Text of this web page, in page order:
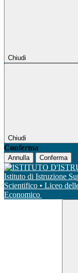
Chiudi
Chiudi
Conferma
Annulla Conferma
Istituto di Istruzione
Scientifico • Liceo
Economico